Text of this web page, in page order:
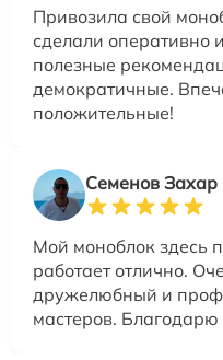
Привозила свой
сделали оперативно
полезные
демократичные.
положительные!
Семенов Захар
Мой моноблок здесь
работает отлично.
дружелюбный и
мастеров.